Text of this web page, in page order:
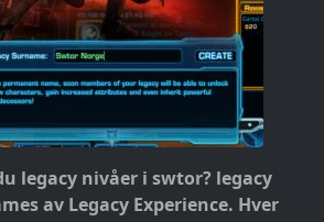
legacy nivåer i swtor? legacy
av Legacy Experience. Hver